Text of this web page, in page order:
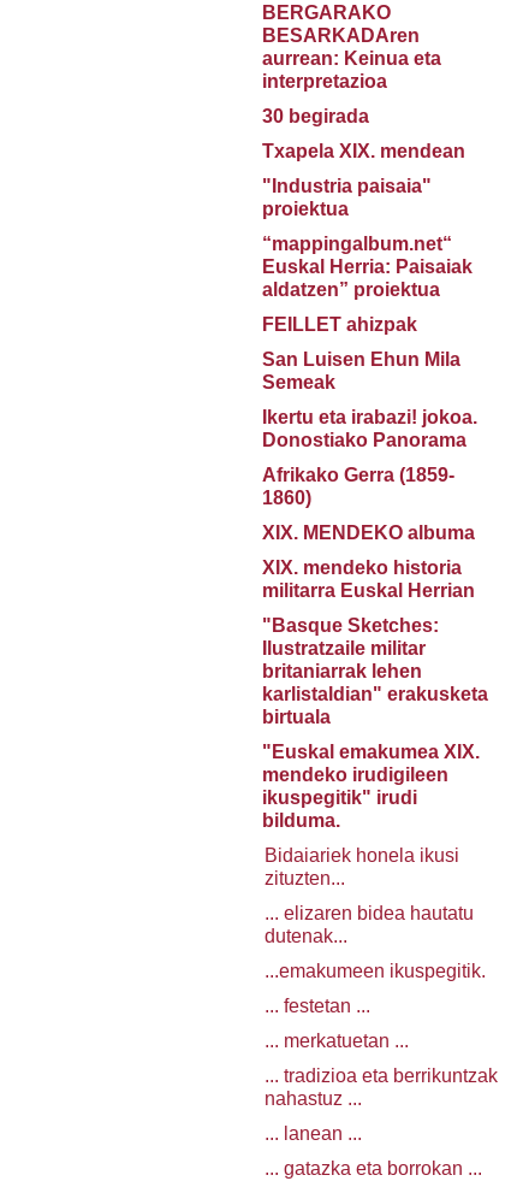
BERGARAKO
BESARKADAren
aurrean: Keinua eta
interpretazioa
30 begirada
Txapela XIX. mendean
"Industria paisaia"
proiektua
“mappingalbum.net“
Euskal Herria: Paisaiak
aldatzen” proiektua
FEILLET ahizpak
San Luisen Ehun Mila
Semeak
Ikertu eta irabazi! jokoa.
Donostiako Panorama
Afrikako Gerra (1859-
1860)
XIX. MENDEKO albuma
XIX. mendeko historia
militarra Euskal Herrian
"Basque Sketches:
Ilustratzaile militar
britaniarrak lehen
karlistaldian" erakusketa
birtuala
"Euskal emakumea XIX.
mendeko irudigileen
ikuspegitik" irudi
bilduma.
Bidaiariek honela ikusi
zituzten...
... elizaren bidea hautatu
dutenak...
...emakumeen ikuspegitik.
... festetan ...
... merkatuetan ...
... tradizioa eta berrikuntzak
nahastuz ...
... lanean ...
... gatazka eta borrokan ...